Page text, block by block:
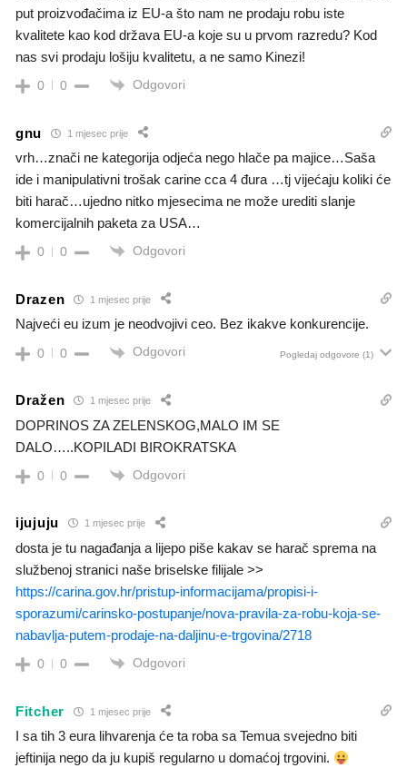
put proizvođačima iz EU-a što nam ne prodaju robu iste
kvalitete kao kod država EU-a koje su u prvom razredu? Kod
nas svi prodaju lošiju kvalitetu, a ne samo Kinezi!
0 0 Odgovori
gnu 1 mjesec prije
vrh…znači ne kategorija odjeća nego hlače pa majice…Saša
ide i manipulativni trošak carine cca 4 đura …tj vijećaju koliki će
biti harač…ujedno nitko mjesecima ne može urediti slanje
komercijalnih paketa za USA…
0 0 Odgovori
Drazen 1 mjesec prije
Najveći eu izum je neodvojivi ceo. Bez ikakve konkurencije.
0 0 Odgovori Pogledaj odgovore (1)
Dražen 1 mjesec prije
DOPRINOS ZA ZELENSKOG,MALO IM SE
DALO…..KOPILADI BIROKRATSKA
0 0 Odgovori
ijujuju 1 mjesec prije
dosta je tu nagađanja a lijepo piše kakav se harač sprema na
službenoj stranici naše briselske filijale >>
https://carina.gov.hr/pristup-informacijama/propisi-i-
sporazumi/carinsko-postupanje/nova-pravila-za-robu-koja-se-
nabavlja-putem-prodaje-na-daljinu-e-trgovina/2718
0 0 Odgovori
Fitcher 1 mjesec prije
I sa tih 3 eura lihvarenja će ta roba sa Temua svejedno biti
jeftinija nego da ju kupiš regularno u domaćoj trgovini.